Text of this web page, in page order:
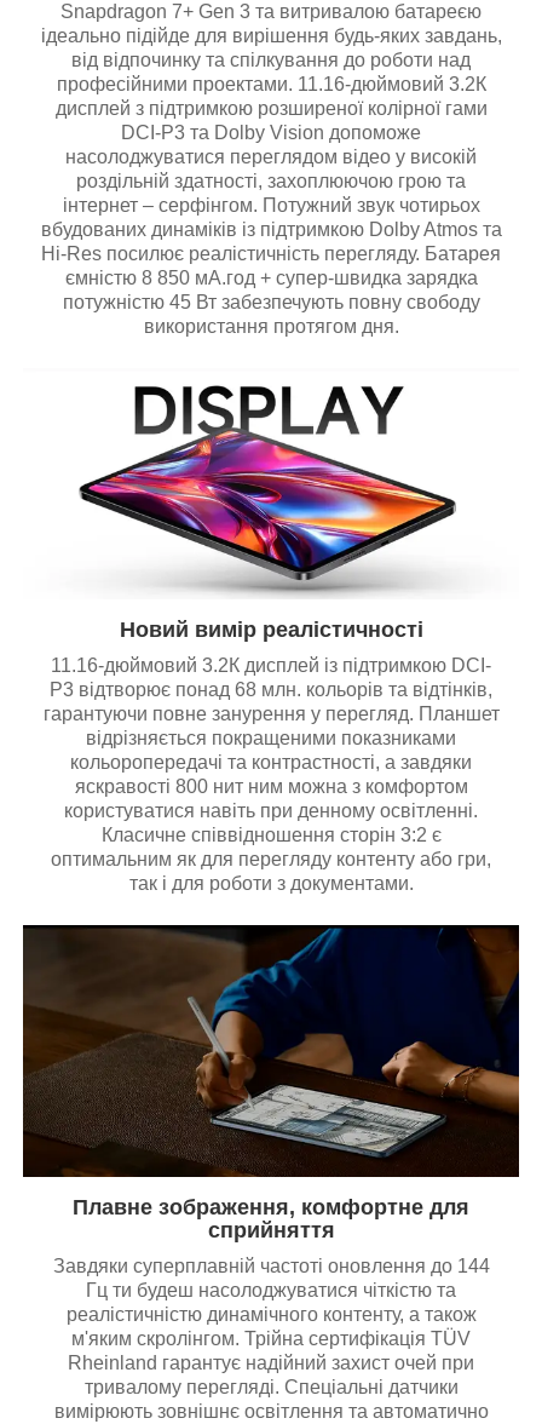
Snapdragon 7+ Gen 3 та витривалою батареєю
ідеально підійде для вирішення будь-яких завдань,
від відпочинку та спілкування до роботи над
професійними проектами. 11.16-дюймовий 3.2К
дисплей з підтримкою розширеної колірної гами
DCI-Р3 та Dolby Vision допоможе
насолоджуватися переглядом відео у високій
роздільній здатності, захоплюючою грою та
інтернет – серфінгом. Потужний звук чотирьох
вбудованих динаміків із підтримкою Dolby Atmos та
Hi-Res посилює реалістичність перегляду. Батарея
ємністю 8 850 мА.год + супер-швидка зарядка
потужністю 45 Вт забезпечують повну свободу
використання протягом дня.
Новий вимір реалістичності
11.16-дюймовий 3.2К дисплей із підтримкою DCI-
Р3 відтворює понад 68 млн. кольорів та відтінків,
гарантуючи повне занурення у перегляд. Планшет
відрізняється покращеними показниками
кольоропередачі та контрастності, а завдяки
яскравості 800 нит ним можна з комфортом
користуватися навіть при денному освітленні.
Класичне співвідношення сторін 3:2 є
оптимальним як для перегляду контенту або гри,
так і для роботи з документами.
Плавне зображення, комфортне для
сприйняття
Завдяки суперплавній частоті оновлення до 144
Гц ти будеш насолоджуватися чіткістю та
реалістичністю динамічного контенту, а також
м'яким скролінгом. Трійна сертифікація TÜV
Rheinland гарантує надійний захист очей при
тривалому перегляді. Спеціальні датчики
вимірюють зовнішнє освітлення та автоматично